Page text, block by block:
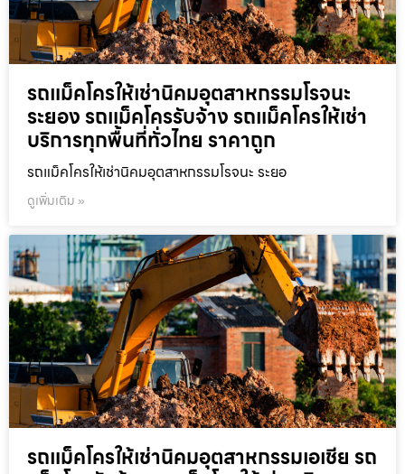
รถแม็คโครให้เช่านิคมอุตสาหกรรมโรจนะ
ระยอง รถแม็คโครรับจ้าง รถแม็คโครให้เช่า
บริการทุกพื้นที่ทั่วไทย ราคาถูก
รถแม็คโครให้เช่านิคมอุตสาหกรรมโรจนะ ระยอ
ดูเพิ่มเติม »
รถแม็คโครให้เช่านิคมอุตสาหกรรมเอเชีย รถ